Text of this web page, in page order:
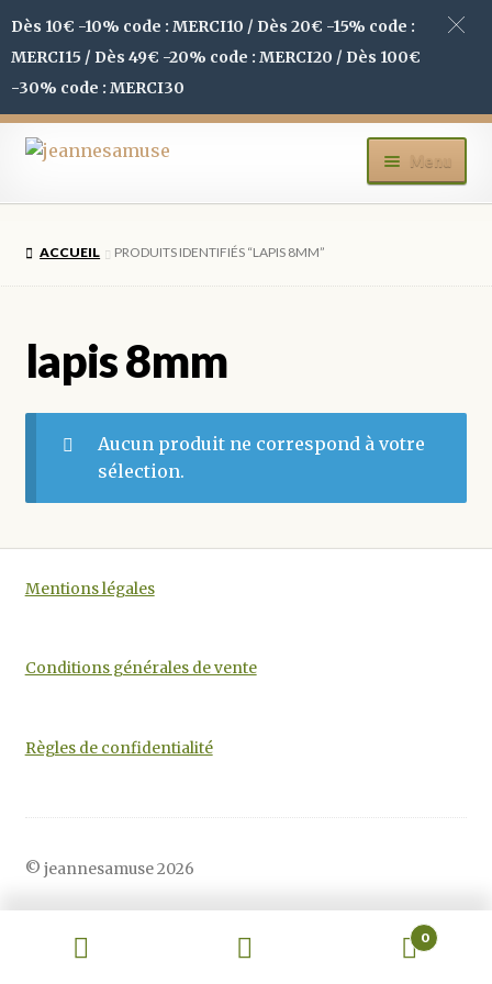
Dès 10€ -10% code : MERCI10 / Dès 20€ -15% code :
MERCI15 / Dès 49€ -20% code : MERCI20 / Dès 100€
-30% code : MERCI30
Aller
la
Aller
contenu
Menu
BLOG
CONTACT
ACCUEIL PRODUITS IDENTIFIÉS “LAPIS 8MM”
lapis 8mm
Aucun produit ne correspond à votre
sélection.
Mentions légales
Conditions générales de vente
Règles de confidentialité
© jeannesamuse 2026
Recherche
Recherche
0